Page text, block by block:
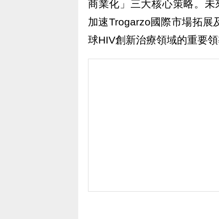
商業化」三大核心策略。
加速Trogarzo國際市場拓展
球HIV創新治療領域的重要